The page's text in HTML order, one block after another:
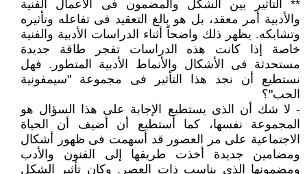
** التأثير بين الشكل والمضمون فى الأعمال الفنية
والأدبية أمر معقد، بل هو بالغ التعقيد فى تفاعله وتأثيره
وتشابكه. يظهر ذلك واضحاً أثناء الدراسات الأدبية والفنية
خاصة إذا كانت هذه الدراسات تفجر طاقة جديدة
مستحدثة فى الأشكال والأنماط الأدبية المتطور. فهل
نستطيع أن نجد هذا التأثير فى مجموعة "سيمفونية
الحب"؟
- لا شك أن الذى يستطيع الإجابة على هذا السؤال هو
المجموعة نفسها، كما أستطيع أن أضيف أن الحياة
الاجتماعية على مر العصور قد أسهمت فى ظهور أشكال
ومضامين جديدة أخذت طريقها إلى الفنون والأدب
ومضمونها الذى يناسب ذات العصر. وكان تأثير الشكل